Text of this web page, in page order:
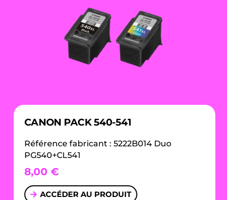
CANON PACK 540-541
Référence fabricant : 5222B014 Duo
PG540+CL541
8,00 €
ACCÉDER AU PRODUIT